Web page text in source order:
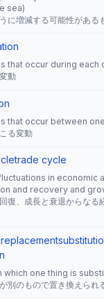
sea)
に増減する可能性がある
that occur during each
動
that occur between
る変動
trade cycle
in economic
and recovery and
復、成長と衰退からなる
replacement
which one thing is
別のもので置き換えられ